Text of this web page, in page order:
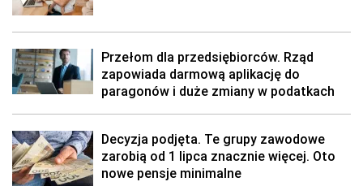
Przełom dla przedsiębiorców. Rząd
zapowiada darmową aplikację do
paragonów i duże zmiany w podatkach
Decyzja podjęta. Te grupy zawodowe
zarobią od 1 lipca znacznie więcej. Oto
nowe pensje minimalne